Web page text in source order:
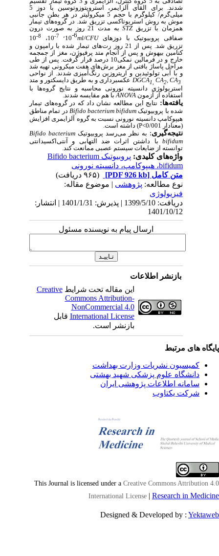
شدند. برای القای آلزایمر، استروپتوزوتوسین با دوز 5
میلی
گرم/ کیلوگرم با حجم 5 میکرولیتر در هر بطن جانبی
موش به روش استریوتاکسی تزریق شد. در گروههای تیمار
همزمان با تزریقSTZ
به مدت 21 روز به صورت درون
صفاقی پروبیوتیک با دوزهای
ml/CFU
6-
10، 7- 10،
10
تزریق شد. پس از 21 روز رت
های تیمار شده با رامپون و
کتامین بیهوش و پس از انجام متد پرفیوژن، مغز از جمجمه
خارج و در فرمالین نمکی10 درصد قرار گرفت. پس از طی
مراحل پاساژ بافتی از مغز برشهای هفت میکرونی تهیه شد
و با آبی تولوئیدین و اریتروزین رنگآمیزی شدند. از نواحی
CA1,CA2, CA
DGعکسبرداری و به طریق دایسکتور و متد
استریولوژی دانسیته نورونی محاسبه و نتایج گروه‌ها با
استفاده از آزمونANOVAبا هم مقایسه شدند.
یافتهها: نتایج این مطالعه نشان داد که در گروههای تیمار
شده با پروبیوتیک Bifido bacterium bifidum در تمام مناطق
هیپوکامپ دانسیته نورونی نسبت به گروه آلزایمری افزایش
(معنادار 0/001
>
P) داشته است.
نتیجهگیری: به نظر می‌رسد پروبیوتیکBifido bacterium
bifidumبا داشتن اثرات ضد التهابی و آنتی‌اکسیدانتی
توانسته از ضایعات سیستم عصبی ممانعت کند.
واژه‌های کلیدی:
پروبیوتیک Bifido bacterium
bifidum، هیپوکامپ، دانسیته نورونی
متن کامل[PDF 926 kb]
نوع مطالعه:پژوهشی| موضوع مقاله:
فیزیولوژی
دریافت: 1399/5/10 | پذیرش: 1401/1/31 | انتشار:
1401/10/12
ارسال پیام به نویسنده مسئول
بازنشر اطلاعات
این مقاله تحت شرایطCreative
Commons Attribution-
NonCommercial 4.0
International Licenseقابل
بازنشر است.
های مرتبط
کمیسیون نشریات وزارت بهداشت
دانشگاه علوم پزشکی شهید بهشتی
سامانه اطلاعات پژوهشی ایران
شرکت یکتاوب
This Journal is licensed under aCreative Commons Attribution
International License|Research in
Designed & Developed by :